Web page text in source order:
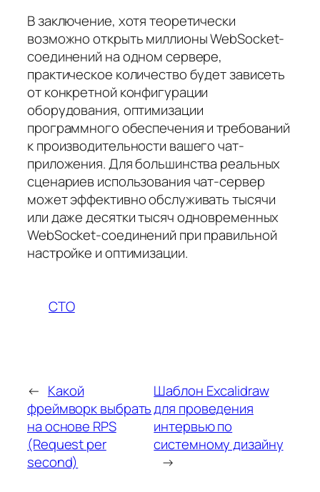
В заключение, хотя теоретически
возможно открыть миллионы WebSocket-
соединений на одном сервере,
практическое количество будет зависеть
от конкретной конфигурации
оборудования, оптимизации
программного обеспечения и требований
к производительности вашего чат-
приложения. Для большинства реальных
сценариев использования чат-сервер
может эффективно обслуживать тысячи
или даже десятки тысяч одновременных
WebSocket-соединений при правильной
настройке и оптимизации.
CTO
← Какой
фреймворк выбрать
на основе RPS
(Request per
second)
Шаблон Excalidraw
для проведения
интервью по
системному дизайну
→